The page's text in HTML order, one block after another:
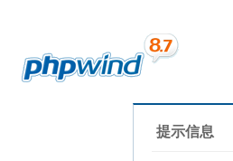
提示信息